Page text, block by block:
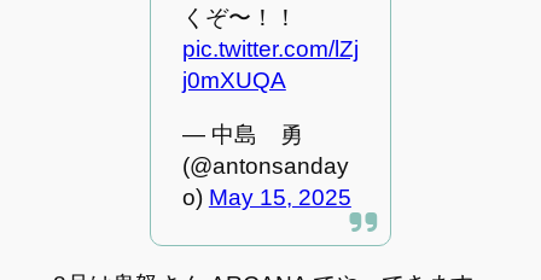
くぞ〜！！
pic.twitter.com/lZj
j0mXUQA
— 中島 勇
(@antonsanday
o) May 15, 2025